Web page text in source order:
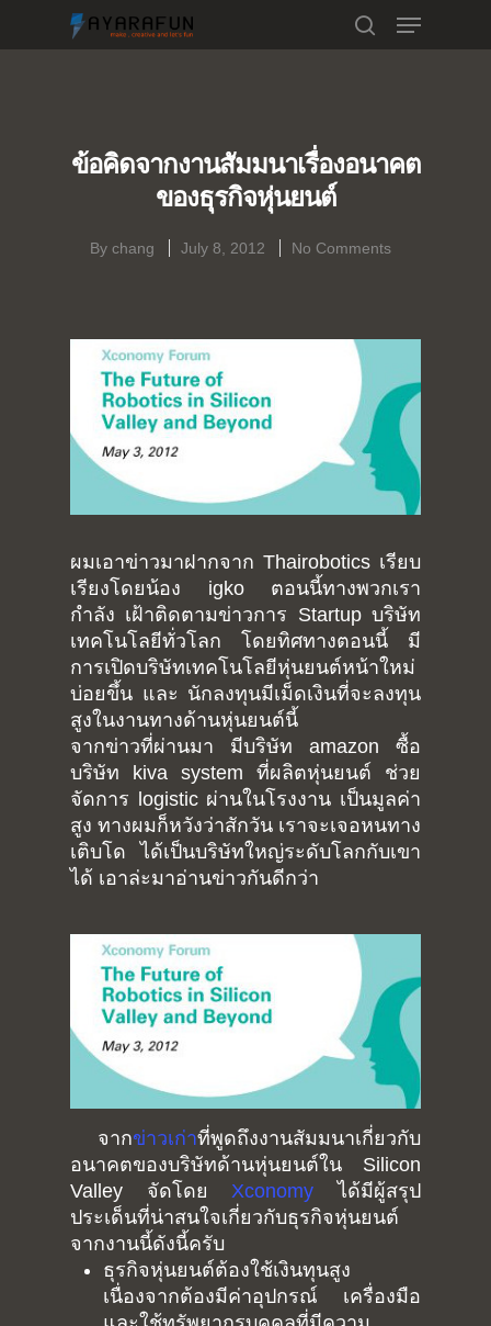
ข้อคิดจากงานสัมมนาเรื่องอนาคต
ของธุรกิจหุ่นยนต์
By chang July 8, 2012 No Comments
ผมเอาข่าวมาฝากจาก Thairobotics เรียบ
เรียงโดยน้อง igko ตอนนี้ทางพวกเรา
กำลัง เฝ้าติดตามข่าวการ Startup บริษัท
เทคโนโลยีทั่วโลก โดยทิศทางตอนนี้ มี
การเปิดบริษัทเทคโนโลยีหุ่นยนต์หน้าใหม่
บ่อยขึ้น และ นักลงทุนมีเม็ดเงินที่จะลงทุน
สูงในงานทางด้านหุ่นยนต์นี้
จากข่าวที่ผ่านมา มีบริษัท amazon ซื้อ
บริษัท kiva system ที่ผลิตหุ่นยนต์ ช่วย
จัดการ logistic ผ่านในโรงงาน เป็นมูลค่า
สูง ทางผมก็หวังว่าสักวัน เราจะเจอหนทาง
เติบโด ได้เป็นบริษัทใหญ่ระดับโลกกับเขา
ได้ เอาล่ะมาอ่านข่าวกันดีกว่า
จากข่าวเก่าที่พูดถึงงานสัมมนาเกี่ยวกับ
อนาคตของบริษัทด้านหุ่นยนต์ใน Silicon
Valley จัดโดยXconomy ได้มีผู้สรุป
ประเด็นที่น่าสนใจเกี่ยวกับธุรกิจหุ่นยนต์
จากงานนี้ดังนี้ครับ
ธุรกิจหุ่นยนต์ต้องใช้เงินทุนสูง
เนื่องจากต้องมีค่าอุปกรณ์ เครื่องมือ